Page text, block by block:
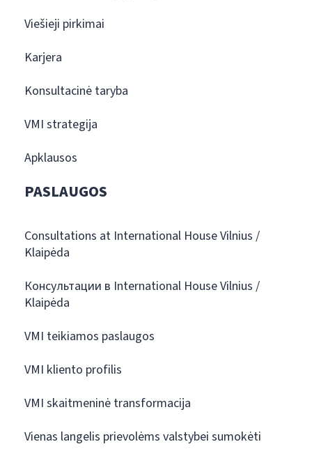
Viešieji pirkimai
Karjera
Konsultacinė taryba
VMI strategija
Apklausos
PASLAUGOS
Consultations at International House Vilnius /
Klaipėda
Консультации в International House Vilnius /
Klaipėda
VMI teikiamos paslaugos
VMI kliento profilis
VMI skaitmeninė transformacija
Vienas langelis prievolėms valstybei sumokėti